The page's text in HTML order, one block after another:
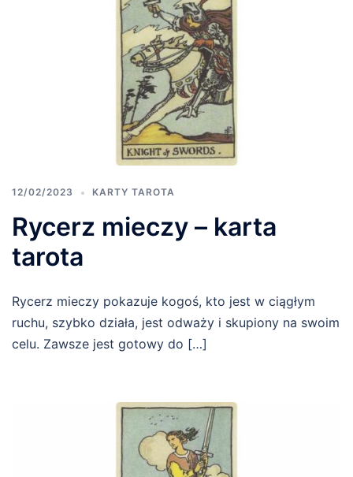
12/02/2023 KARTY TAROTA
Rycerz mieczy – karta
tarota
Rycerz mieczy pokazuje kogoś, kto jest w ciągłym
ruchu, szybko działa, jest odważy i skupiony na swoim
celu. Zawsze jest gotowy do […]